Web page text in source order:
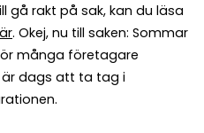
gå rakt på sak, kan du läsa
. Okej, nu till saken: Sommar
många företagare
dags att ta tag i